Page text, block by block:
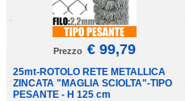
Prezzo € 99,79
25mt-ROTOLO RETE METALLICA
ZINCATA "MAGLIA SCIOLTA"-TIPO
PESANTE - H 125 cm